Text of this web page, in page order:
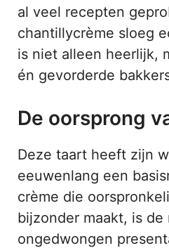
al veel recepten
chantillycrème sloeg
is niet alleen heerlijk,
én gevorderde
De oorsprong
Deze taart heeft zijn
eeuwenlang een
crème die
bijzonder maakt, is
ongedwongen